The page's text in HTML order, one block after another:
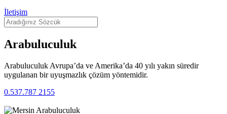
İletişim
Arabuluculuk
Arabuluculuk Avrupa’da ve Amerika’da 40 yılı yakın süredir
uygulanan bir uyuşmazlık çözüm yöntemidir.
0.537.787 2155